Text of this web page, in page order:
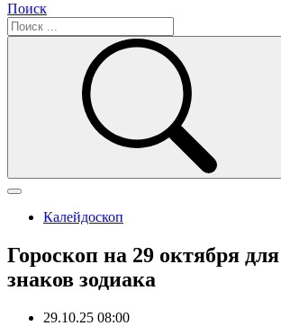
Поиск
Калейдоскоп
Гороскоп на 29 октября
знаков зодиака
29.10.25 08:00